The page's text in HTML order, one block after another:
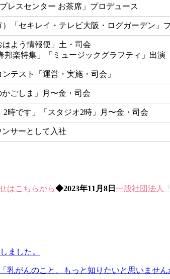
レスセンター お茶席」プロデュース
「セキレイ・テレビ大阪・ログガーデン」
よう情報便」土・司会
楽特集」「ミュージックグラフティ」出演
テスト「運営・実施・司会」
ごしま」月〜金・司会
時です」「スタジオ2時」月〜金・司会
サーとして入社
はこちらから◆2023年11月8日 一般社団法人
ました。
がんのこと、もっと知りたいと思いません